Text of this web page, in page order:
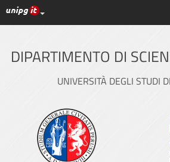
Vai
al
principale
Link ai principali servizi web di
DIPARTIMENTO DI
UNIVERSITÀ DEGLI STUDI